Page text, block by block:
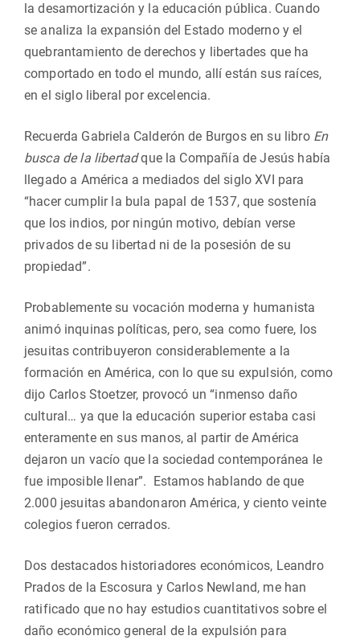
la desamortización y la educación pública. Cuando
se analiza la expansión del Estado moderno y el
quebrantamiento de derechos y libertades que ha
comportado en todo el mundo, allí están sus raíces,
en el siglo liberal por excelencia.
Recuerda Gabriela Calderón de Burgos en su libro En
busca de la libertadque la Compañía de Jesús había
llegado a América a mediados del siglo XVI para
“hacer cumplir la bula papal de 1537, que sostenía
que los indios, por ningún motivo, debían verse
privados de su libertad ni de la posesión de su
propiedad”.
Probablemente su vocación moderna y humanista
animó inquinas políticas, pero, sea como fuere, los
jesuitas contribuyeron considerablemente a la
formación en América, con lo que su expulsión, como
dijo Carlos Stoetzer, provocó un “inmenso daño
cultural… ya que la educación superior estaba casi
enteramente en sus manos, al partir de América
dejaron un vacío que la sociedad contemporánea le
fue imposible llenar”. Estamos hablando de que
2.000 jesuitas abandonaron América, y ciento veinte
colegios fueron cerrados.
Dos destacados historiadores económicos, Leandro
Prados de la Escosura y Carlos Newland, me han
ratificado que no hay estudios cuantitativos sobre el
daño económico general de la expulsión para